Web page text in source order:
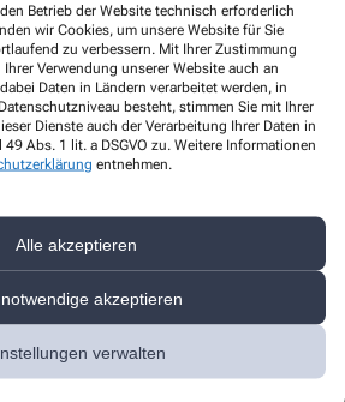
Betrieb der Website technisch erforderlich
wir Cookies, um unsere Website für Sie
zu verbessern. Mit Ihrer Zustimmung
Verwendung unserer Website auch an
Daten in Ländern verarbeitet werden, in
besteht, stimmen Sie mit Ihrer
Dienste auch der Verarbeitung Ihrer Daten in
Abs. 1 lit. a DSGVO zu. Weitere Informationen
entnehmen.
Alle akzeptieren
akzeptieren
verwalten
zuHello world!
Vilshofen a.d. Donau